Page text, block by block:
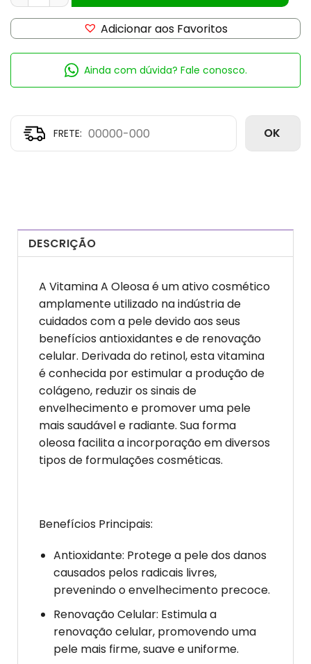
Adicionar aos Favoritos
Ainda com dúvida? Fale conosco.
OK
DESCRIÇÃO
A Vitamina A Oleosa é um ativo cosmético
amplamente utilizado na indústria de
cuidados com a pele devido aos seus
benefícios antioxidantes e de renovação
celular. Derivada do retinol, esta vitamina
é conhecida por estimular a produção de
colágeno, reduzir os sinais de
envelhecimento e promover uma pele
mais saudável e radiante. Sua forma
oleosa facilita a incorporação em diversos
tipos de formulações cosméticas.
Benefícios Principais:
Antioxidante: Protege a pele dos danos
causados pelos radicais livres,
prevenindo o envelhecimento precoce.
Renovação Celular: Estimula a
renovação celular, promovendo uma
pele mais firme, suave e uniforme.